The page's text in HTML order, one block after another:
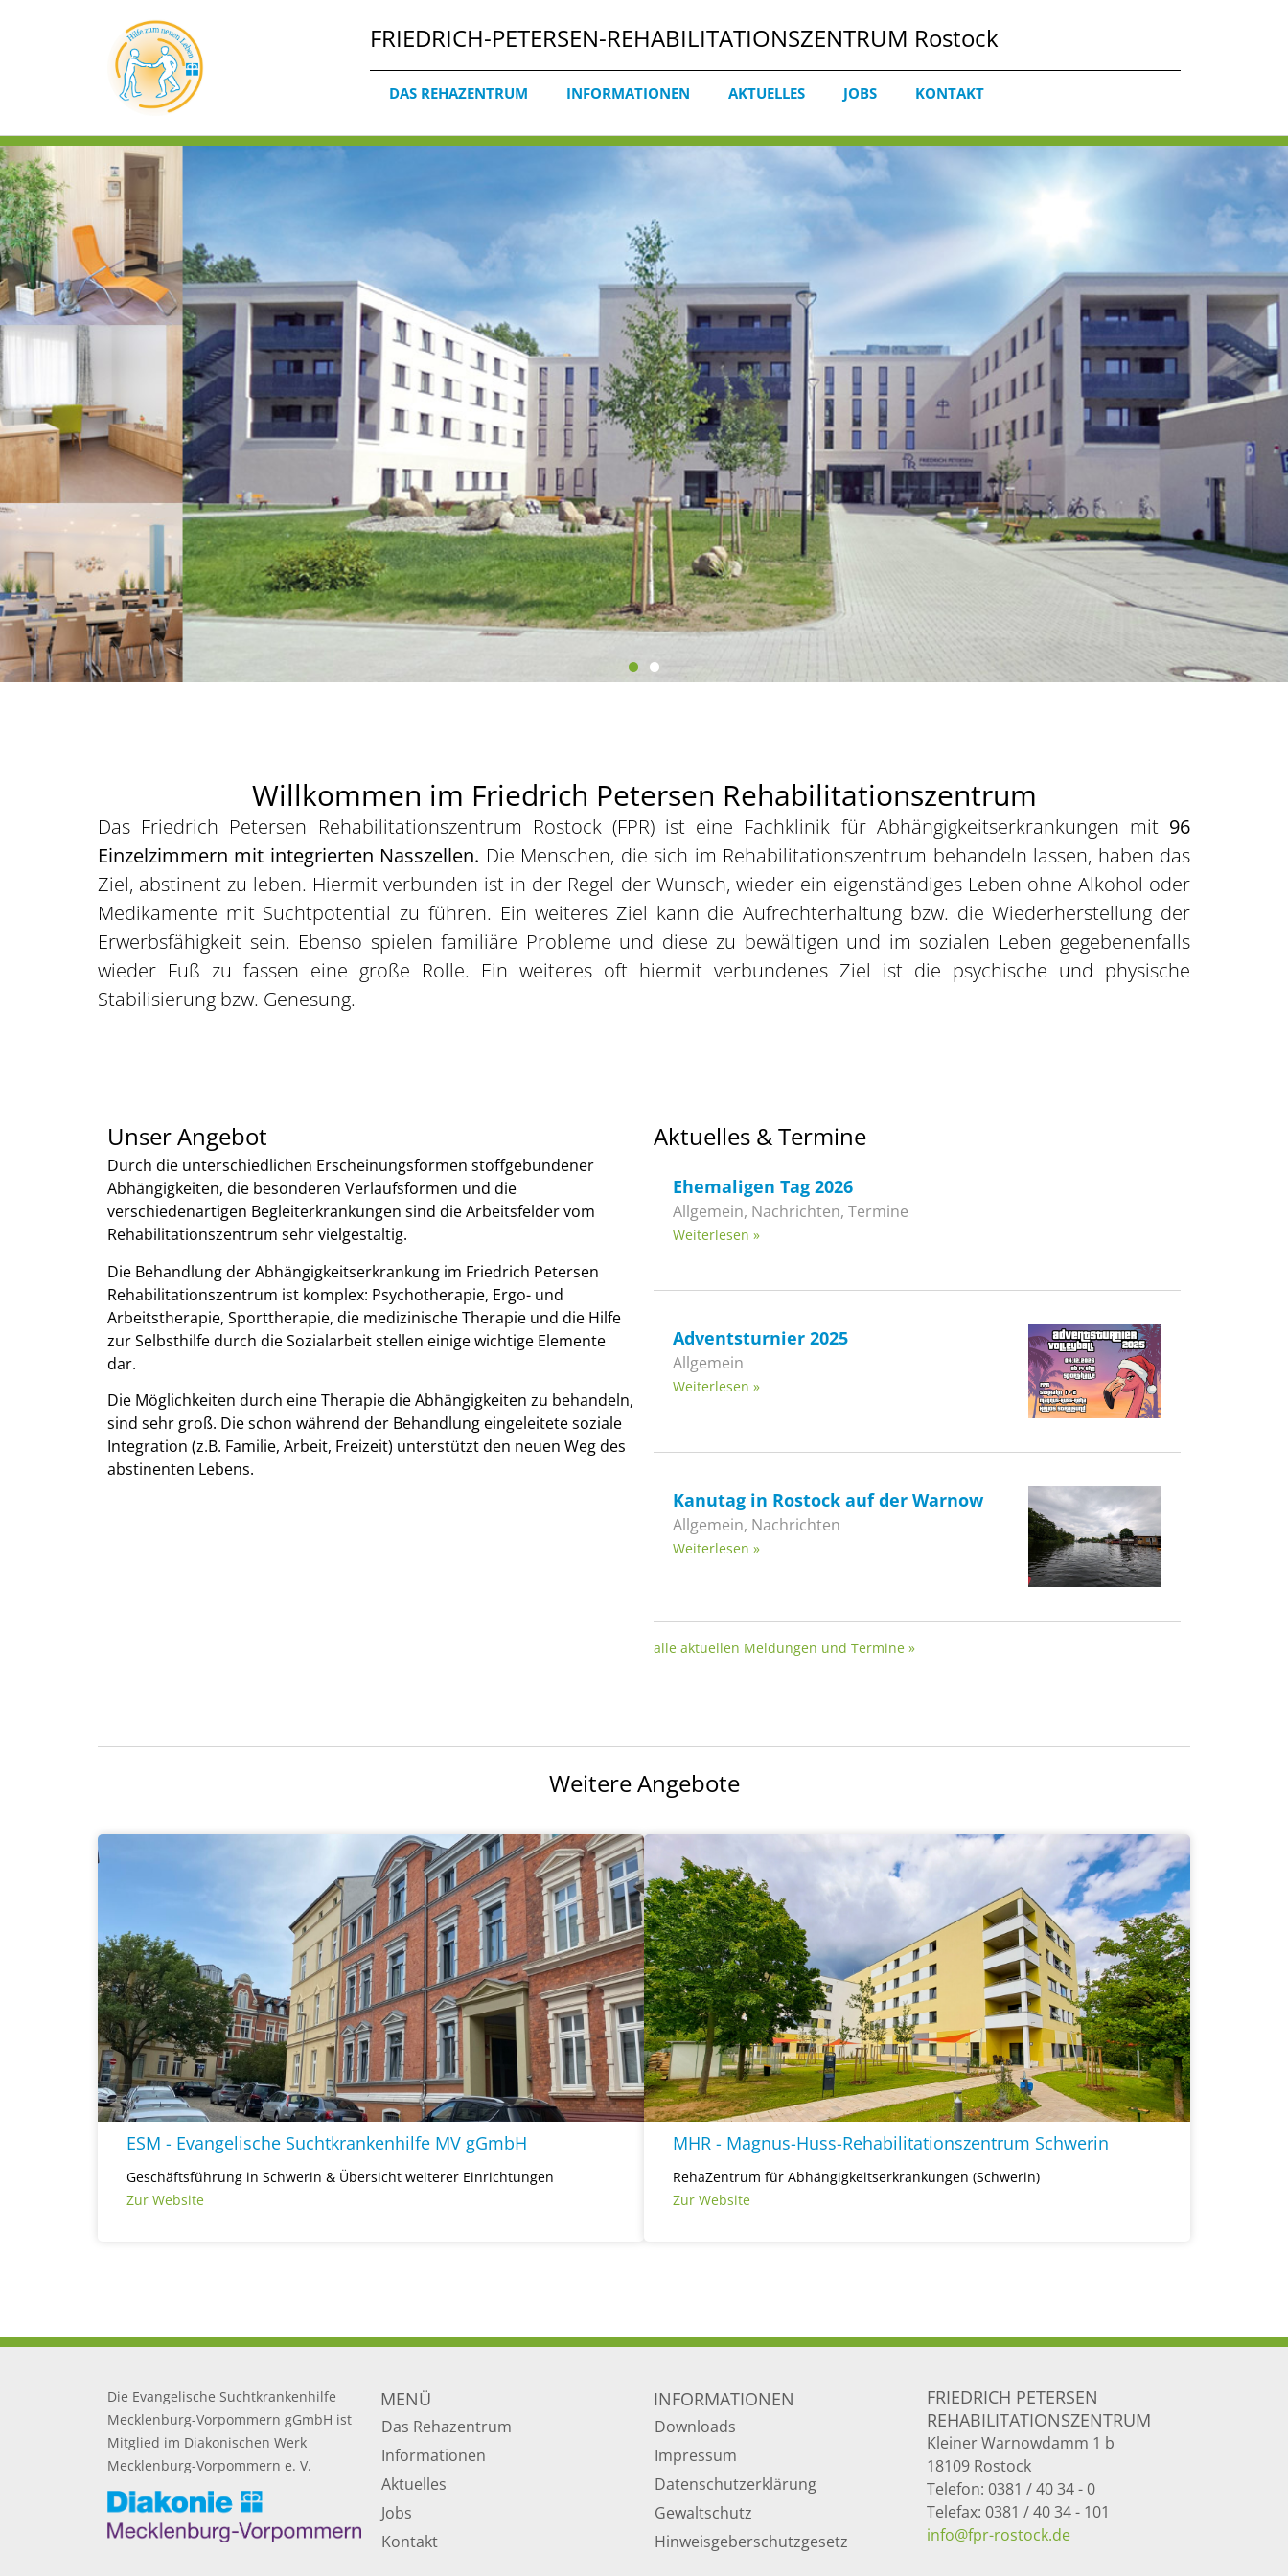
FRIEDRICH-PETERSEN-REHABILITATIONSZENTRUM Rostock
DAS REHAZENTRUM INFORMATIONEN AKTUELLES JOBS KONTAKT
Willkommen im Friedrich Petersen Rehabilitationszentrum
Das Friedrich Petersen Rehabilitationszentrum Rostock (FPR) ist eine Fachklinik für Abhängigkeitserkrankungen mit 96
Einzelzimmern mit integrierten Nasszellen. Die Menschen, die sich im Rehabilitationszentrum behandeln lassen, haben das
Ziel, abstinent zu leben. Hiermit verbunden ist in der Regel der Wunsch, wieder ein eigenständiges Leben ohne Alkohol oder
Medikamente mit Suchtpotential zu führen. Ein weiteres Ziel kann die Aufrechterhaltung bzw. die Wiederherstellung der
Erwerbsfähigkeit sein. Ebenso spielen familiäre Probleme und diese zu bewältigen und im sozialen Leben gegebenenfalls
wieder Fuß zu fassen eine große Rolle. Ein weiteres oft hiermit verbundenes Ziel ist die psychische und physische
Stabilisierung bzw. Genesung.
Unser Angebot
Durch die unterschiedlichen Erscheinungsformen stoffgebundener
Abhängigkeiten, die besonderen Verlaufsformen und die
verschiedenartigen Begleiterkrankungen sind die Arbeitsfelder vom
Rehabilitationszentrum sehr vielgestaltig.
Die Behandlung der Abhängigkeitserkrankung im Friedrich Petersen
Rehabilitationszentrum ist komplex: Psychotherapie, Ergo- und
Arbeitstherapie, Sporttherapie, die medizinische Therapie und die Hilfe
zur Selbsthilfe durch die Sozialarbeit stellen einige wichtige Elemente
dar.
Die Möglichkeiten durch eine Therapie die Abhängigkeiten zu behandeln,
sind sehr groß. Die schon während der Behandlung eingeleitete soziale
Integration (z.B. Familie, Arbeit, Freizeit) unterstützt den neuen Weg des
abstinenten Lebens.
Aktuelles & Termine
Ehemaligen Tag 2026
Allgemein, Nachrichten, Termine
Weiterlesen »
Adventsturnier 2025
Allgemein
Weiterlesen »
Kanutag in Rostock auf der Warnow
Allgemein, Nachrichten
Weiterlesen »
alle aktuellen Meldungen und Termine »
Weitere Angebote
ESM - Evangelische Suchtkrankenhilfe MV gGmbH
Geschäftsführung in Schwerin & Übersicht weiterer Einrichtungen
Zur Website
MHR - Magnus-Huss-Rehabilitationszentrum Schwerin
RehaZentrum für Abhängigkeitserkrankungen (Schwerin)
Zur Website
Die Evangelische Suchtkrankenhilfe
Mecklenburg-Vorpommern gGmbH ist
Mitglied im Diakonischen Werk
Mecklenburg-Vorpommern e. V.
MENÜ
Das Rehazentrum
Informationen
Aktuelles
Jobs
Kontakt
INFORMATIONEN
Downloads
Impressum
Datenschutzerklärung
Gewaltschutz
Hinweisgeberschutzgesetz
FRIEDRICH PETERSEN
REHABILITATIONSZENTRUM
Kleiner Warnowdamm 1 b
18109 Rostock
Telefon: 0381 / 40 34 - 0
Telefax: 0381 / 40 34 - 101
info@fpr-rostock.de